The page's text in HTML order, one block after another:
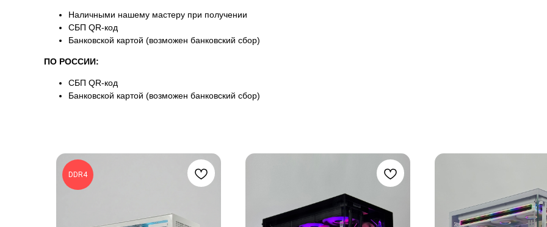
Наличными нашему мастеру при получении
СБП QR-код
Банковской картой (возможен банковский сбор)
ПО РОССИИ:
СБП QR-код
Банковской картой (возможен банковский сбор)
DDR4